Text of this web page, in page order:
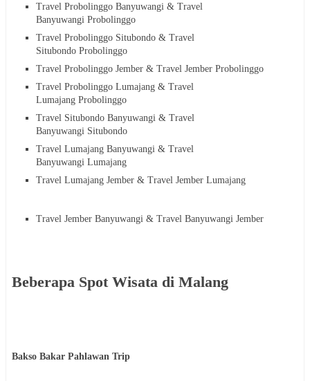
Travel Probolinggo Banyuwangi & Travel
Banyuwangi Probolinggo
Travel Probolinggo Situbondo & Travel
Situbondo Probolinggo
Travel Probolinggo Jember & Travel Jember Probolinggo
Travel Probolinggo Lumajang & Travel
Lumajang Probolinggo
Travel Situbondo Banyuwangi & Travel
Banyuwangi Situbondo
Travel Lumajang Banyuwangi & Travel
Banyuwangi Lumajang
Travel Lumajang Jember & Travel Jember Lumajang
Travel Jember Banyuwangi & Travel Banyuwangi Jember
Beberapa Spot Wisata di Malang
Bakso Bakar Pahlawan Trip